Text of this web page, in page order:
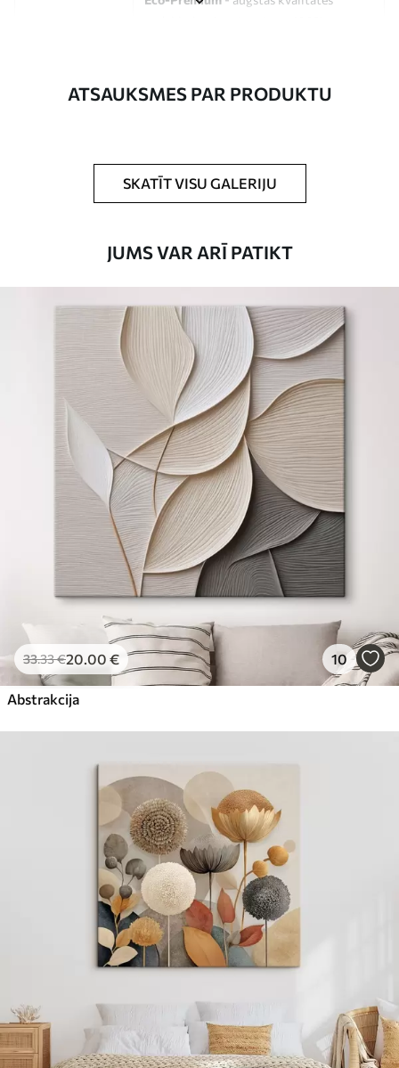
Jūs varat pievienot lakas pārklājumu.
No15.00€
Eco-Premium
.00
ATSAUKSMES PAR PRODUKTU
SKATĪT VISU GALERIJU
JUMS VAR ARĪ PATIKT
33.33€20.00 € 10
Abstrakcija